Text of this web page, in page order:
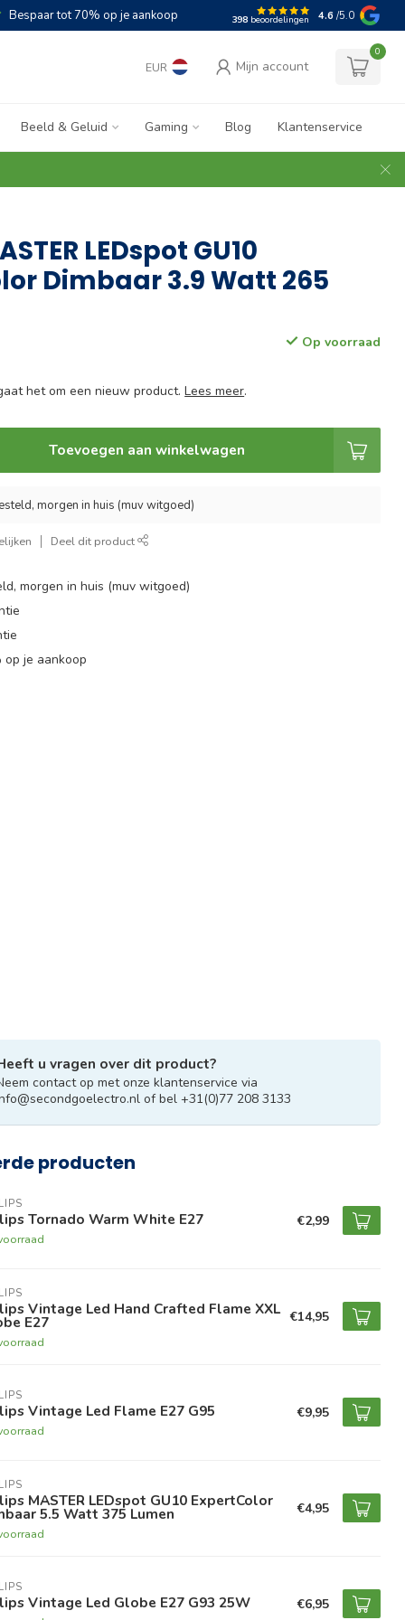
Bespaar tot 70% op je aankoop 398 beoordelingen 4.6 /5.0
EUR Mijn account
0
Beeld & Geluid Gaming Blog Klantenservice
LEDspot GU10
Dimbaar 3.9 Watt 265
Op voorraad
het om een nieuw product.Lees meer.
Toevoegen aan winkelwagen
morgen in huis (muv witgoed)
Deel dit product
morgen in huis (muv witgoed)
je aankoop
u vragen over dit product?
contact op met onze klantenservice via
of bel +31(0)77 208 3133
producten
Tornado Warm White E27 €2,99
Vintage Led Hand Crafted Flame XXL
E27 €14,95
Vintage Led Flame E27 G95 €9,95
MASTER LEDspot GU10 ExpertColor
5.5 Watt 375 Lumen €4,95
Vintage Led Globe E27 G93 25W €6,95